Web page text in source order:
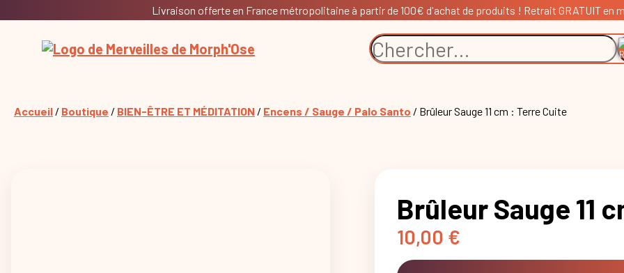
Livraison offerte en France métropolitaine à partir de 100€ d'achat de produits ! Retrait GRATUIT en
Accueil / Boutique / BIEN-ÊTRE ET MÉDITATION / Encens / Sauge / Palo Santo / Brûleur Sauge 11 cm : Terre Cuite
Brûleur Sauge 11
10,00 €